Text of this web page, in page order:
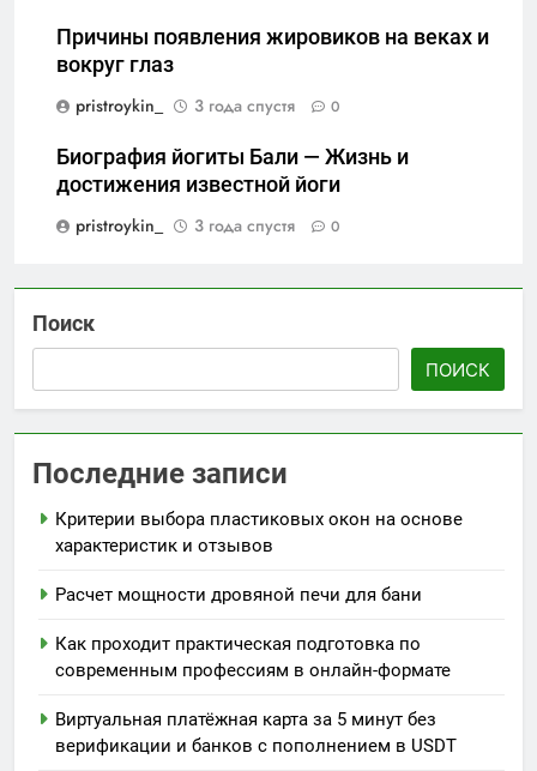
Причины появления жировиков на веках и
вокруг глаз
pristroykin_
3 года спустя 0
Биография йогиты Бали — Жизнь и
достижения известной йоги
pristroykin_
3 года спустя 0
Поиск
ПОИСК
Последние записи
Критерии выбора пластиковых окон на основе
характеристик и отзывов
Расчет мощности дровяной печи для бани
Как проходит практическая подготовка по
современным профессиям в онлайн-формате
Виртуальная платёжная карта за 5 минут без
верификации и банков с пополнением в USDT